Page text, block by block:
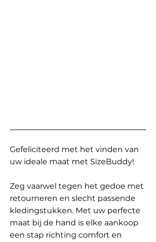
Gefeliciteerd met het vinden van
uw ideale maat met SizeBuddy!
Zeg vaarwel tegen het gedoe met
retourneren en slecht passende
kledingstukken. Met uw perfecte
maat bij de hand is elke aankoop
een stap richting comfort en